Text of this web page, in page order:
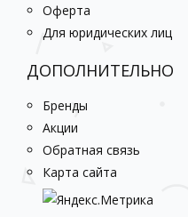
Оферта
Для юридических лиц
ДОПОЛНИТЕЛЬНО
Бренды
Акции
Обратная связь
Карта сайта